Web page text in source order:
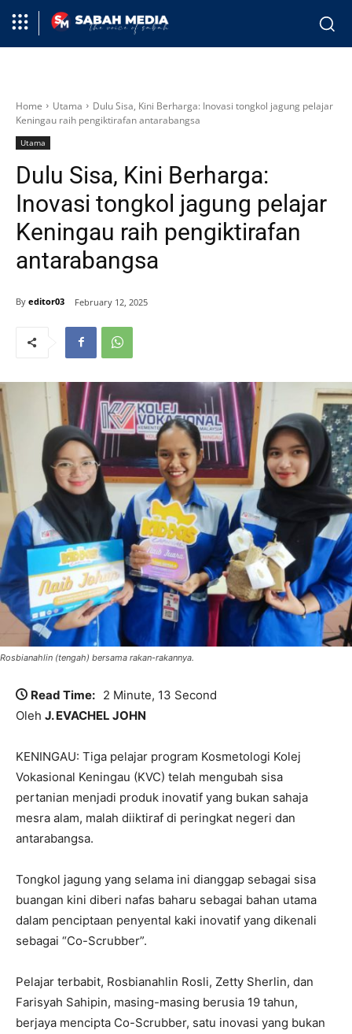
Home Utama
Dulu Sisa, Kini Berharga: Inovasi tongkol jagung pelajar
Keningau raih pengiktirafan antarabangsa
Utama
Dulu Sisa, Kini Berharga:
Inovasi tongkol jagung pelajar
Keningau raih pengiktirafan
antarabangsa
By editor03 February 12, 2025
Rosbianahlin (tengah) bersama rakan-rakannya.
Read Time: 2 Minute, 13 Second
Oleh J. EVACHEL JOHN
KENINGAU: Tiga pelajar program Kosmetologi Kolej
Vokasional Keningau (KVC) telah mengubah sisa
pertanian menjadi produk inovatif yang bukan sahaja
mesra alam, malah diiktiraf di peringkat negeri dan
antarabangsa.
Tongkol jagung yang selama ini dianggap sebagai sisa
buangan kini diberi nafas baharu sebagai bahan utama
dalam penciptaan penyental kaki inovatif yang dikenali
sebagai “Co-Scrubber”.
Pelajar terbabit, Rosbianahlin Rosli, Zetty Sherlin, dan
Farisyah Sahipin, masing-masing berusia 19 tahun,
berjaya mencipta Co-Scrubber, satu inovasi yang bukan